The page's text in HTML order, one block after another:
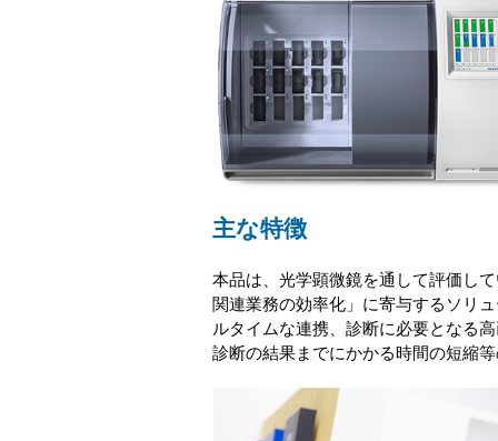
主な特徴
本品は、光学顕微鏡を通して評価し
関連業務の効率化」に寄与するソリ
ルタイムな連携、診断に必要となる
診断の結果までにかかる時間の短縮